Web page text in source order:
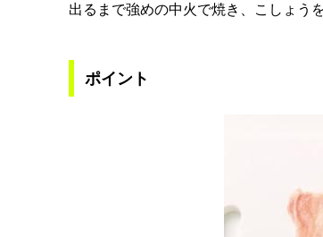
出るまで強めの中火で焼き、こしょうを
ポイント